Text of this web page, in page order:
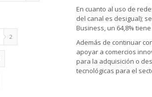
2
En cuanto al uso de
del canal es desigual);
Business, un 64,8%
Además de continuar
apoyar a comercios
para la adquisición o
tecnológicas para el